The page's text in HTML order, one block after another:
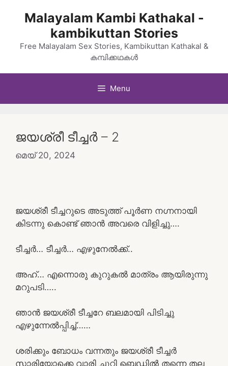
Malayalam Kambi Kathakal -
kambikuttan Stories
Free Malayalam Sex Stories, Kambikuttan Kathakal &
കമ്പിക്കഥകൾ
Menu
ജയശ്രീ ടീച്ചർ – 2
മെയ്‌ 20, 2024
ജയശ്രീ ടീച്ചറുടെ അടുത്ത് പൂർണ നഗ്നനായി
കിടന്നു കൊണ്ട് ഞാൻ അവരെ വിളിച്ചു….
ടീച്ചർ… ടീച്ചർ… എഴുനേൽക്ക്..
അഹ്… എന്നൊരു കുറുകൽ മാത്രം ആയിരുന്നു
മറുപടി…..
ഞാൻ ജയശ്രീ ടീച്ചറേ ബലമായി പിടിച്ചു
എഴുന്നേൽപ്പിച്ച്……
ശരിക്കും ബോധം വന്നതും ജയശ്രീ ടീച്ചർ
സാരിയോക്കെ വാരി ചുറ്റി ബെഡിൽ തന്നെ തല